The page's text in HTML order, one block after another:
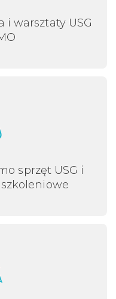
i warsztaty USG
sprzęt USG i